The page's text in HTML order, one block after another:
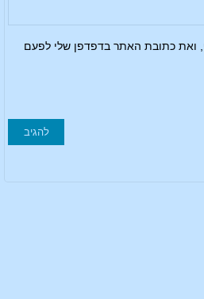
ואת כתובת האתר בדפדפן שלי לפעם